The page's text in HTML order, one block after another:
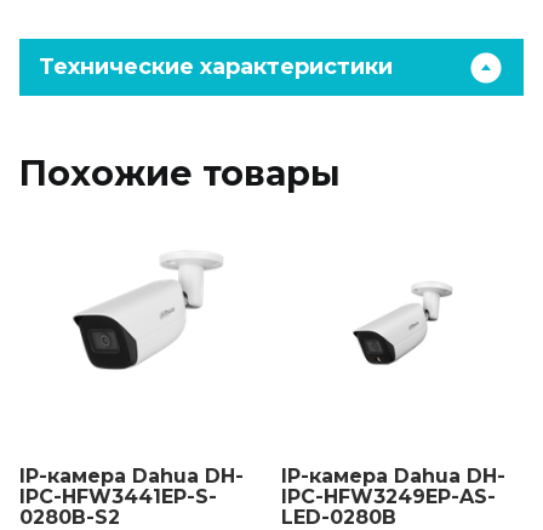
Технические характеристики
Похожие товары
IP-камера Dahua DH-
IPC-HFW3441EP-S-
0280B-S2
IP-камера Dahua DH-
IPC-HFW3249EP-AS-
LED-0280B